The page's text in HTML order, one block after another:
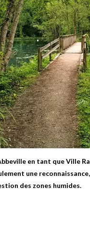
en tant que Ville
une
des zones humides.